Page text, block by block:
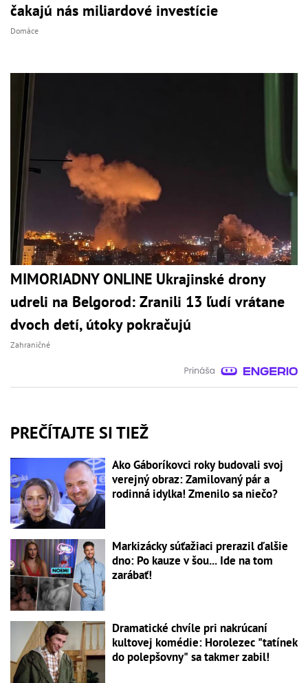
čakajú nás miliardové investície
Domáce
MIMORIADNY ONLINE Ukrajinské drony
udreli na Belgorod: Zranili 13 ľudí vrátane
dvoch detí, útoky pokračujú
Zahraničné
PREČÍTAJTE SI TIEŽ
Ako Gáboríkovci roky budovali svoj
verejný obraz: Zamilovaný pár a
rodinná idylka! Zmenilo sa niečo?
Markizácky súťažiaci prerazil ďalšie
dno: Po kauze v šou... Ide na tom
zarábať!
Dramatické chvíle pri nakrúcaní
kultovej komédie: Horolezec "tatínek
do polepšovny" sa takmer zabil!